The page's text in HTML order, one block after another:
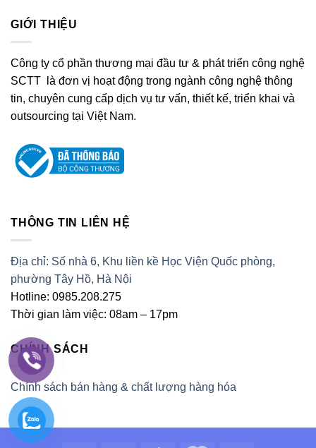
GIỚI THIỆU
Công ty cổ phần thương mại đầu tư & phát triển công nghệ
SCTT là đơn vị hoạt động trong ngành công nghệ thông
tin, chuyên cung cấp dịch vụ tư vấn, thiết kế, triển khai và
outsourcing tại Việt Nam.
THÔNG TIN LIÊN HỆ
Địa chỉ: Số nhà 6, Khu liền kề Học Viện Quốc phòng,
phường Tây Hồ, Hà Nội
Hotline: 0985.208.275
Thời gian làm việc: 08am – 17pm
CHÍNH SÁCH
Chính sách bán hàng & chất lượng hàng hóa